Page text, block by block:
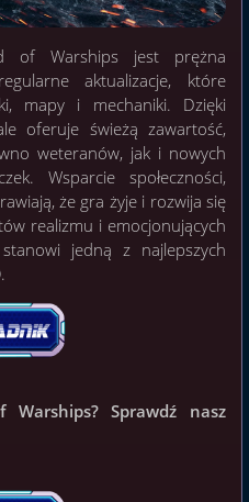
of Warships jest prężna
aktualizacje, które
mapy i mechaniki. Dzięki
oferuje świeżą zawartość,
weteranów, jak i nowych
Wsparcie społeczności,
że gra żyje i rozwija się
realizmu i emocjonujących
jedną z najlepszych
Sprawdź nasz